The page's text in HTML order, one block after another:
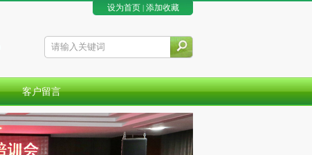
设为首页| 添加收藏
客户留言